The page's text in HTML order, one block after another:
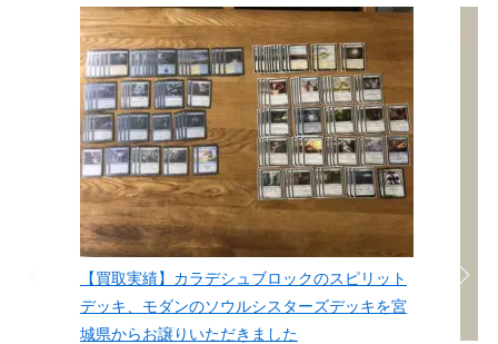
【買取実績】カラデシュブロックのスピリット
デッキ、モダンのソウルシスターズデッキを宮
城県からお譲りいただきました